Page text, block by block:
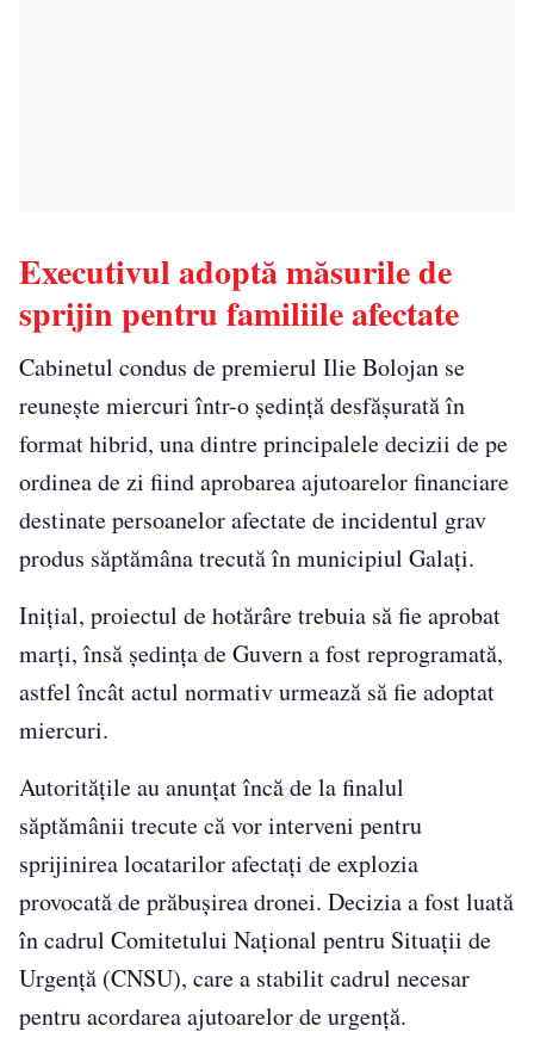
Executivul adoptă măsurile de
sprijin pentru familiile afectate
Cabinetul condus de premierul Ilie Bolojan se
reunește miercuri într-o ședință desfășurată în
format hibrid, una dintre principalele decizii de pe
ordinea de zi fiind aprobarea ajutoarelor financiare
destinate persoanelor afectate de incidentul grav
produs săptămâna trecută în municipiul Galați.
Inițial, proiectul de hotărâre trebuia să fie aprobat
marți, însă ședința de Guvern a fost reprogramată,
astfel încât actul normativ urmează să fie adoptat
miercuri.
Autoritățile au anunțat încă de la finalul
săptămânii trecute că vor interveni pentru
sprijinirea locatarilor afectați de explozia
provocată de prăbușirea dronei. Decizia a fost luată
în cadrul Comitetului Național pentru Situații de
Urgență (CNSU), care a stabilit cadrul necesar
pentru acordarea ajutoarelor de urgență.